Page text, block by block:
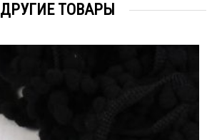
ДРУГИЕ ТОВАРЫ